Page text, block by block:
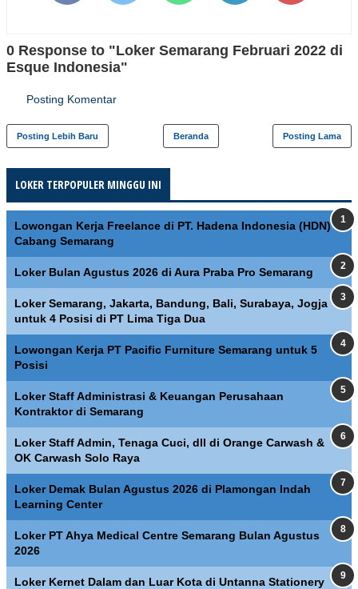
0 Response to "Loker Semarang Februari 2022 di
Esque Indonesia"
Posting Komentar
Posting Lebih Baru Posting Lama
Beranda
LOKER TERPOPULER MINGGU INI
Lowongan Kerja Freelance di PT. Hadena Indonesia (HDN)
Cabang Semarang
Loker Bulan Agustus 2026 di Aura Praba Pro Semarang
Loker Semarang, Jakarta, Bandung, Bali, Surabaya, Jogja
untuk 4 Posisi di PT Lima Tiga Dua
Lowongan Kerja PT Pacific Furniture Semarang untuk 5
Posisi
Loker Staff Administrasi & Keuangan Perusahaan
Kontraktor di Semarang
Loker Staff Admin, Tenaga Cuci, dll di Orange Carwash &
OK Carwash Solo Raya
Loker Demak Bulan Agustus 2026 di Plamongan Indah
Learning Center
Loker PT Ahya Medical Centre Semarang Bulan Agustus
2026
Loker Kernet Dalam dan Luar Kota di Untanna Stationery